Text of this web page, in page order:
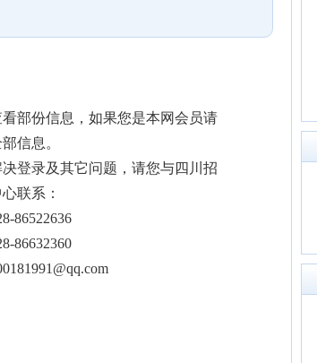
部份信息，如果您是本网会员请
信息。
登录及其它问题，请您与四川招
联系：
86522636
86632360